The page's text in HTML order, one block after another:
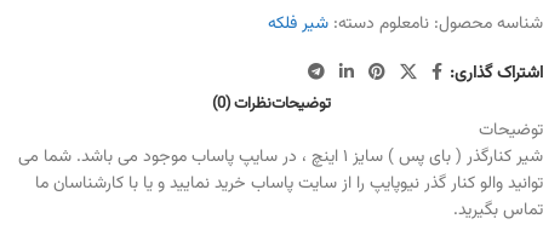
شناسه محصول: نامعلوم دسته: شیر فلکه
اشتراک گذاری:
توضیحاتنظرات (0)
توضیحات
شیر کنارگذر ( بای پس ) سایز ۱ اینچ ، در سایپ پاساب موجود می باشد. شما می
توانید والو کنار گذر نیوپایپ را از سایت پاساب خرید نمایید و یا با کارشناسان ما
تماس بگیرید.